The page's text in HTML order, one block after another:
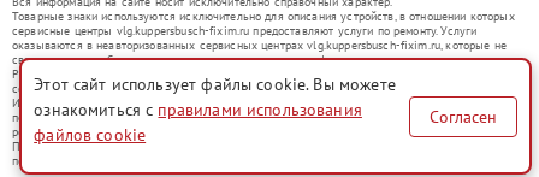
Товарные знаки используются исключительно для описания устройств, в отношении которых
сервисные центры vlg.kuppersbusch-fixim.ru предоставляют услуги по ремонту. Услуги
оказываются в неавторизованных сервисных центрах vlg.kuppersbusch-fixim.ru, которые не
связаны с правообладателями товарных знаков или их официальными представителями.
Ремонт осуществляется для устройств, уже введенных в гражданский оборот в соответствии
со статьей 1487 ГК РФ.
Использование товарных знаков не преследует цели индивидуализации услуг или введения
потребителей в заблуждение, а служит для информирования о предоставляемых услугах по
ремонту техники указанных брендов.
Представленная на сайте информация не является публичной офертой, определяемой
положениями Статьи 437(2) Гражданского кодекса РФ
Этот сайт использует файлы cookie. Вы можете
ознакомиться с правилами использования
файлов cookie
Согласен